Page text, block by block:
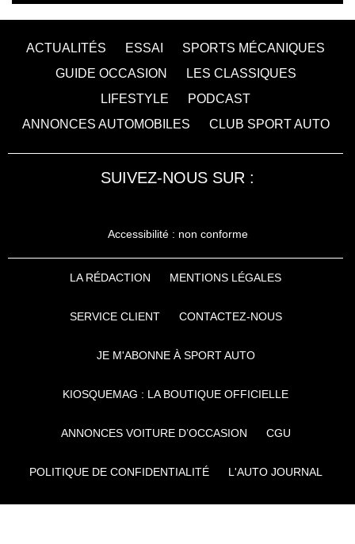
ACTUALITÉS ESSAI
SPORTS MÉCANIQUES
GUIDE OCCASION
LES CLASSIQUES
LIFESTYLE
PODCAST
ANNONCES AUTOMOBILES
CLUB SPORT AUTO
SUIVEZ-NOUS SUR :
Accessibilité : non conforme
LA RÉDACTION MENTIONS LÉGALES
SERVICE CLIENT CONTACTEZ-NOUS
JE M'ABONNE À SPORT AUTO
KIOSQUEMAG : LA BOUTIQUE OFFICIELLE
ANNONCES VOITURE D’OCCASION CGU
POLITIQUE DE CONFIDENTIALITÉ L'AUTO JOURNAL